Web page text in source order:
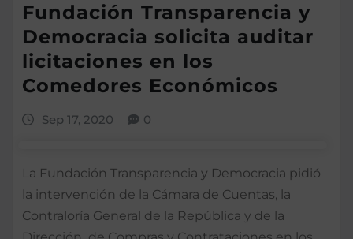
Fundación Transparencia y
Democracia solicita auditar
licitaciones en los
Comedores Económicos
Sep 17, 2020 0
La Fundación Transparencia y Democracia pidió
la intervención de la Cámara de Cuentas, la
Contraloría General de la República y de la